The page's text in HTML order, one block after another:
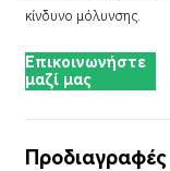
κίνδυνο μόλυνσης.
Επικοινωνήστε
μαζί μας
Προδιαγραφές